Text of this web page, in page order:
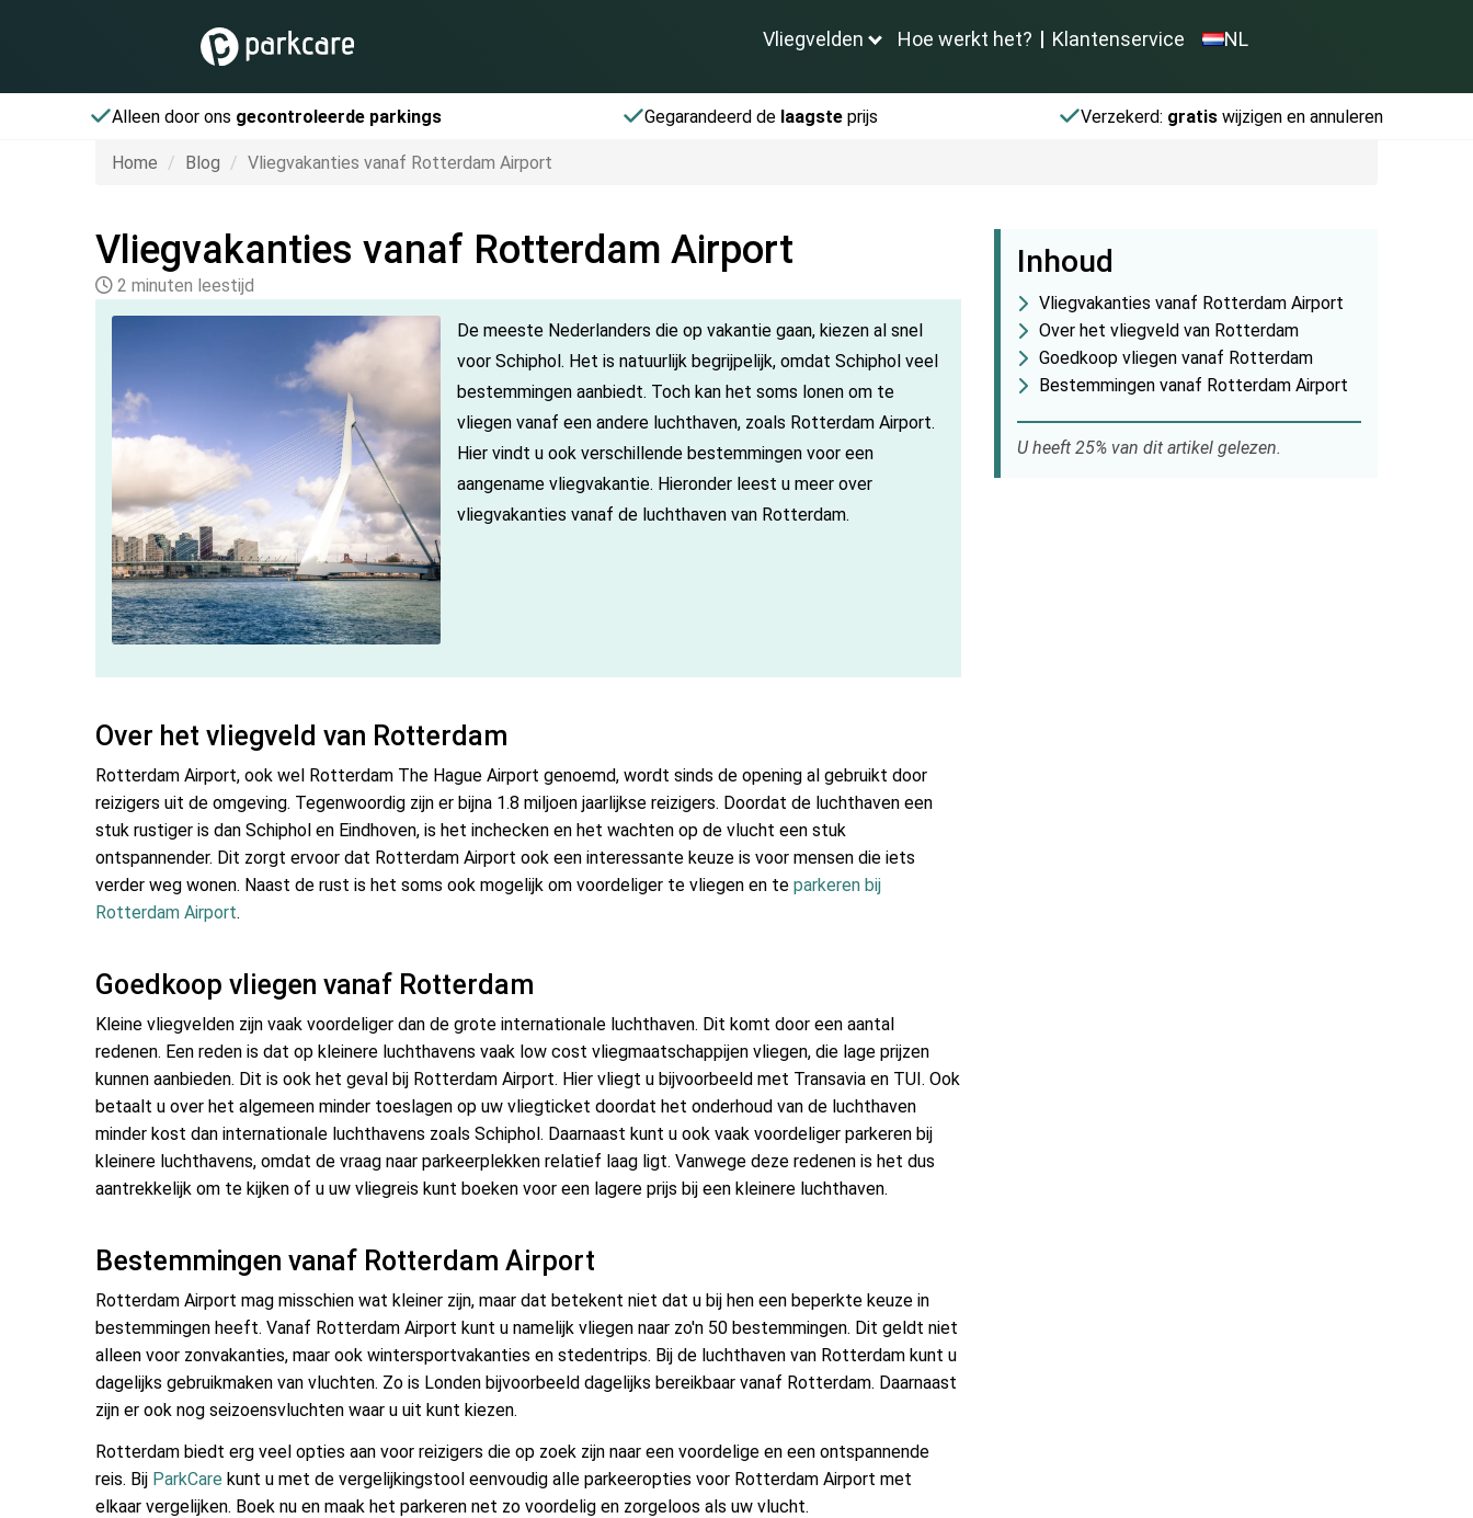
Vliegvelden Hoe werkt het? Klantenservice NL
Alleen door ons gecontroleerde parkings Gegarandeerd de laagsteprijs Verzekerd: gratiswijzigen en annuleren
Home Blog Vliegvakanties vanaf Rotterdam Airport
Inhoud
Vliegvakanties vanaf Rotterdam Airport
Over het vliegveld van Rotterdam
Goedkoop vliegen vanaf Rotterdam
Bestemmingen vanaf Rotterdam Airport
U heeft 25% van dit artikel gelezen.
Vliegvakanties vanaf Rotterdam Airport
2 minuten leestijd
De meeste Nederlanders die op vakantie gaan, kiezen al snel
voor Schiphol. Het is natuurlijk begrijpelijk, omdat Schiphol veel
bestemmingen aanbiedt. Toch kan het soms lonen om te
vliegen vanaf een andere luchthaven, zoals Rotterdam Airport.
Hier vindt u ook verschillende bestemmingen voor een
aangename vliegvakantie. Hieronder leest u meer over
vliegvakanties vanaf de luchthaven van Rotterdam.
Over het vliegveld van Rotterdam
Rotterdam Airport, ook wel Rotterdam The Hague Airport genoemd, wordt sinds de opening al gebruikt door
reizigers uit de omgeving. Tegenwoordig zijn er bijna 1.8 miljoen jaarlijkse reizigers. Doordat de luchthaven een
stuk rustiger is dan Schiphol en Eindhoven, is het inchecken en het wachten op de vlucht een stuk
ontspannender. Dit zorgt ervoor dat Rotterdam Airport ook een interessante keuze is voor mensen die iets
verder weg wonen. Naast de rust is het soms ook mogelijk om voordeliger te vliegen en te parkeren bij
Rotterdam Airport.
Goedkoop vliegen vanaf Rotterdam
Kleine vliegvelden zijn vaak voordeliger dan de grote internationale luchthaven. Dit komt door een aantal
redenen. Een reden is dat op kleinere luchthavens vaak low cost vliegmaatschappijen vliegen, die lage prijzen
kunnen aanbieden. Dit is ook het geval bij Rotterdam Airport. Hier vliegt u bijvoorbeeld met Transavia en TUI. Ook
betaalt u over het algemeen minder toeslagen op uw vliegticket doordat het onderhoud van de luchthaven
minder kost dan internationale luchthavens zoals Schiphol. Daarnaast kunt u ook vaak voordeliger parkeren bij
kleinere luchthavens, omdat de vraag naar parkeerplekken relatief laag ligt. Vanwege deze redenen is het dus
aantrekkelijk om te kijken of u uw vliegreis kunt boeken voor een lagere prijs bij een kleinere luchthaven.
Bestemmingen vanaf Rotterdam Airport
Rotterdam Airport mag misschien wat kleiner zijn, maar dat betekent niet dat u bij hen een beperkte keuze in
bestemmingen heeft. Vanaf Rotterdam Airport kunt u namelijk vliegen naar zo'n 50 bestemmingen. Dit geldt niet
alleen voor zonvakanties, maar ook wintersportvakanties en stedentrips. Bij de luchthaven van Rotterdam kunt u
dagelijks gebruikmaken van vluchten. Zo is Londen bijvoorbeeld dagelijks bereikbaar vanaf Rotterdam. Daarnaast
zijn er ook nog seizoensvluchten waar u uit kunt kiezen.
Rotterdam biedt erg veel opties aan voor reizigers die op zoek zijn naar een voordelige en een ontspannende
reis. Bij ParkCare kunt u met de vergelijkingstool eenvoudig alle parkeeropties voor Rotterdam Airport met
elkaar vergelijken. Boek nu en maak het parkeren net zo voordelig en zorgeloos als uw vlucht.